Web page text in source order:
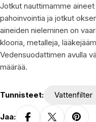
Jotkut nauttimamme
pahoinvointia ja jotkut
aineiden nieleminen on
klooria, metalleja,
Vedensuodattimen avulla
määrää.
Tunnisteet: Vattenfilter
Jaa: